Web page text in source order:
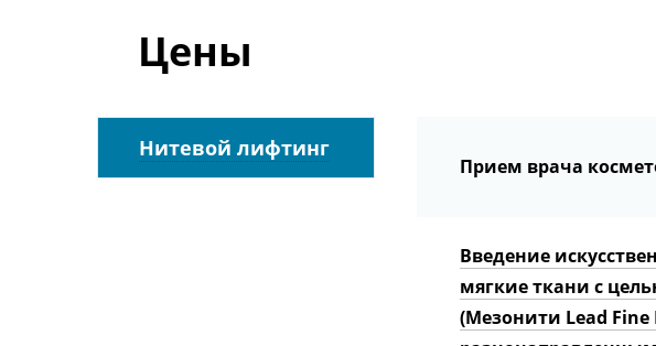
Цены
Нитевой лифтинг
Прием врача
Введение
мягкие ткани с
(Мезонити Lead Fine